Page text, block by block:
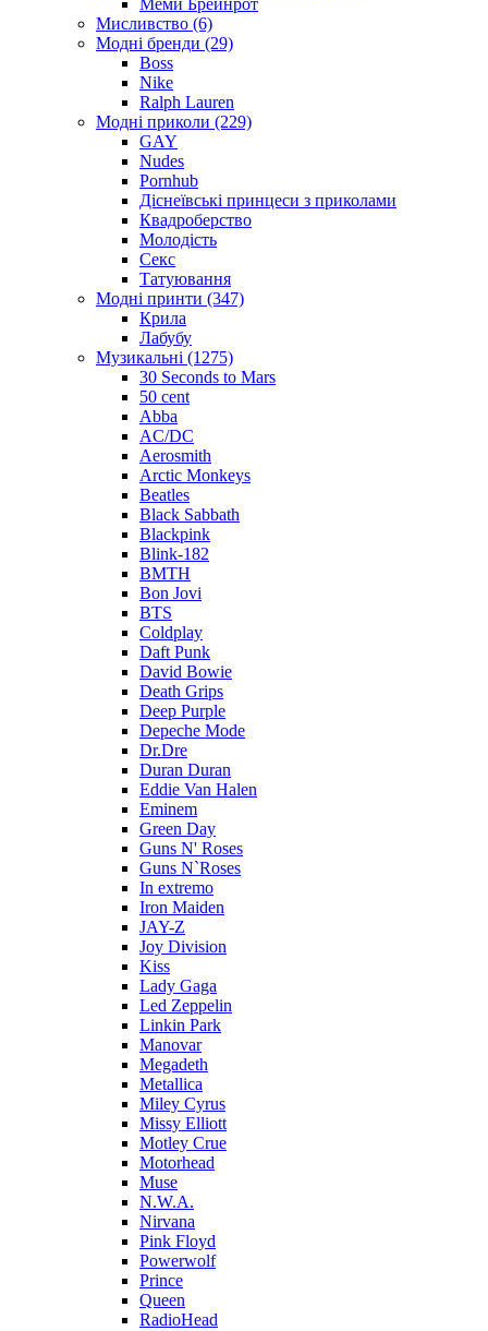
Меми Брейнрот
Мисливство (6)
Модні бренди (29)
Boss
Nike
Ralph Lauren
Модні приколи (229)
GAY
Nudes
Pornhub
Діснеївські принцеси з приколами
Квадроберство
Молодість
Секс
Татуювання
Модні принти (347)
Крила
Лабубу
Музикальні (1275)
30 Seconds to Mars
50 cent
Abba
AC/DC
Aerosmith
Arctic Monkeys
Beatles
Black Sabbath
Blackpink
Blink-182
BMTH
Bon Jovi
BTS
Coldplay
Daft Punk
David Bowie
Death Grips
Deep Purple
Depeche Mode
Dr.Dre
Duran Duran
Eddie Van Halen
Eminem
Green Day
Guns N' Roses
Guns N`Roses
In extremo
Iron Maiden
JAY-Z
Joy Division
Kiss
Lady Gaga
Led Zeppelin
Linkin Park
Manovar
Megadeth
Metallica
Miley Cyrus
Missy Elliott
Motley Crue
Motorhead
Muse
N.W.A.
Nirvana
Pink Floyd
Powerwolf
Prince
Queen
RadioHead